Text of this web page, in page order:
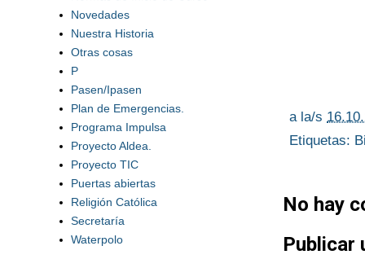
a la/s
Etiquetas:
No hay
Publicar
Novedades
Nuestra Historia
Otras cosas
P
Pasen/Ipasen
Plan de Emergencias.
Programa Impulsa
Proyecto Aldea.
Proyecto TIC
Puertas abiertas
Religión Católica
Secretaría
Waterpolo